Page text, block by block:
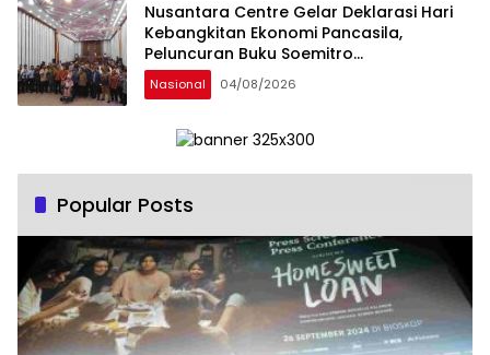
Nusantara Centre Gelar Deklarasi Hari
Kebangkitan Ekonomi Pancasila,
Peluncuran Buku Soemitro
Djojohadikusumo Anti Penjajahan
(Pergolakan Ekonomi Politik Indonesia) &
Undang Perekonomian Nasional dan
Bangsa Menuju Indonesia Emas 2045”,
Nasional 04/08/2026
Popular Posts